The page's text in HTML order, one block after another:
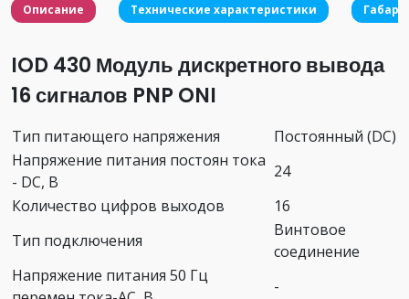
Описание Технические характеристики
IOD 430 Модуль дискретного вывода
16 сигналов PNP ONI
Тип питающего напряжения
Постоянный (DC)
Напряжение питания постоян тока
- DC, В
24
Количество цифров выходов
16
Тип подключения
Винтовое
соединение
Напряжение питания 50 Гц
-